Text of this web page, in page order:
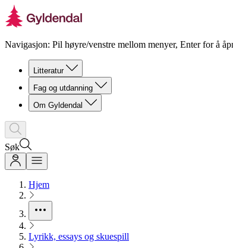
Navigasjon: Pil høyre/venstre mellom menyer, Enter for å
Litteratur
Fag og utdanning
Om Gyldendal
Søk
Hjem
Lyrikk, essays og skuespill